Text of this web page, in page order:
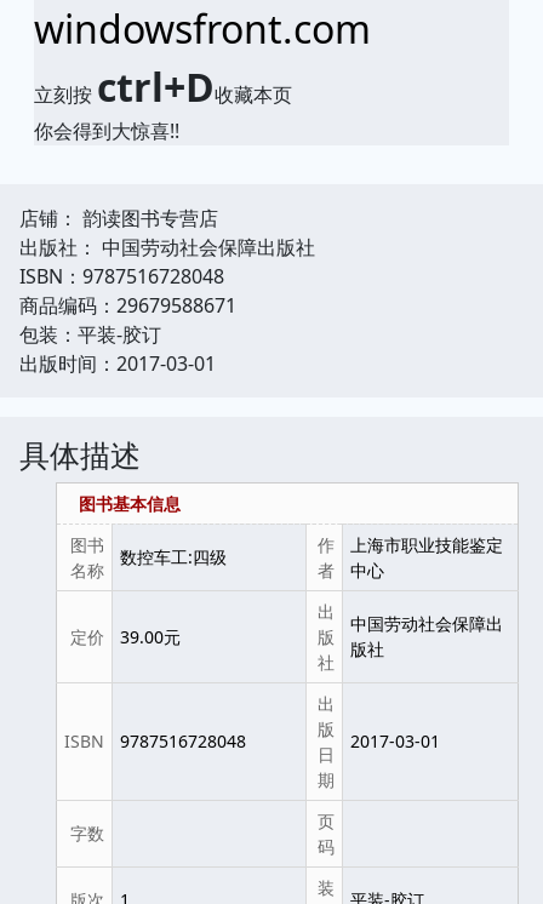
windowsfront.com
立刻按 ctrl+D收藏本页
你会得到大惊喜!!
店铺： 韵读图书专营店
出版社： 中国劳动社会保障出版社
ISBN：9787516728048
商品编码：29679588671
包装：平装-胶订
出版时间：2017-03-01
具体描述
图书基本信息
图书
名称
数控车工:四级
作
者
上海市职业技能鉴定
中心
定价 39.00元
出
版
社
中国劳动社会保障出
版社
ISBN 9787516728048
出
版
日
期
2017-03-01
字数
页
码
装